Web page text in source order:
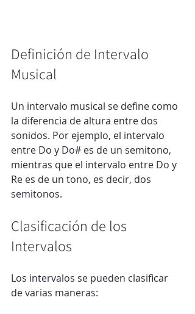
Definición de Intervalo
Musical
Un intervalo musical se define como
la diferencia de altura entre dos
sonidos. Por ejemplo, el intervalo
entre Do y Do# es de un semitono,
mientras que el intervalo entre Do y
Re es de un tono, es decir, dos
semitonos.
Clasificación de los
Intervalos
Los intervalos se pueden clasificar
de varias maneras: